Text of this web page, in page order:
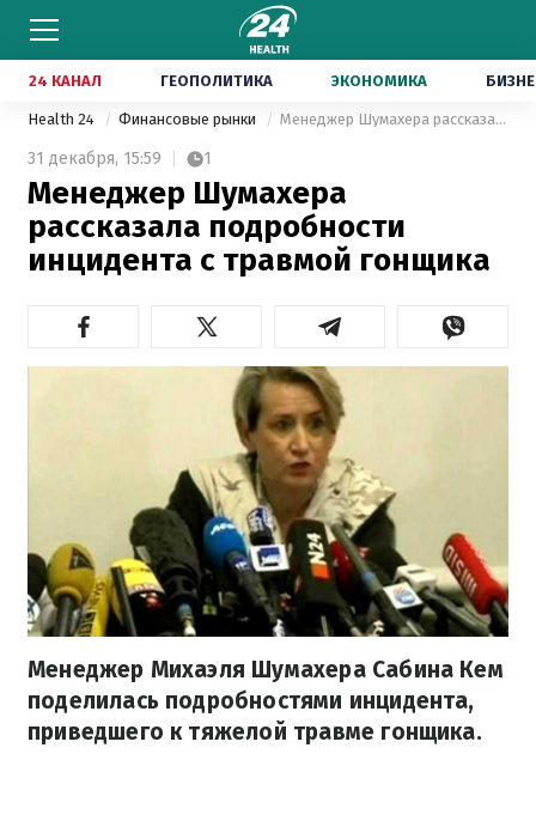
24 КАНАЛ ГЕОПОЛИТИКА ЭКОНОМИКА
Health 24 Финансовые рынки Менеджер Шумахера рассказала подробности инцидента с травмой гонщика
31 декабря, 15:59 1
Менеджер Шумахера
рассказала подробности
инцидента с травмой гонщика
Менеджер Михаэля Шумахера Сабина Кем
поделилась подробностями инцидента,
приведшего к тяжелой травме гонщика.